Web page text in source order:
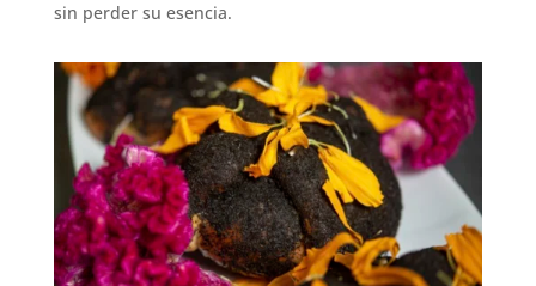
sin perder su esencia.